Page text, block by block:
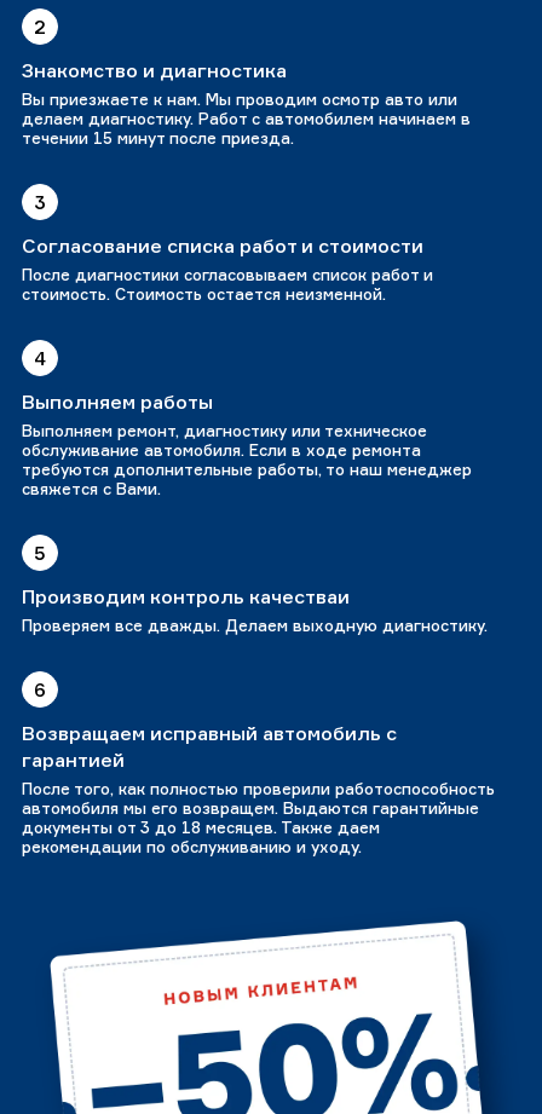
2
Знакомство и диагностика
Вы приезжаете к нам. Мы проводим осмотр авто или
делаем диагностику. Работ с автомобилем начинаем в
течении 15 минут после приезда.
3
Согласование списка работ и стоимости
После диагностики согласовываем список работ и
стоимость. Стоимость остается неизменной.
4
Выполняем работы
Выполняем ремонт, диагностику или техническое
обслуживание автомобиля. Если в ходе ремонта
требуются дополнительные работы, то наш менеджер
свяжется с Вами.
5
Производим контроль качестваи
Проверяем все дважды. Делаем выходную диагностику.
6
Возвращаем исправный автомобиль с
гарантией
После того, как полностью проверили работоспособность
автомобиля мы его возвращем. Выдаются гарантийные
документы от 3 до 18 месяцев. Также даем
рекомендации по обслуживанию и уходу.